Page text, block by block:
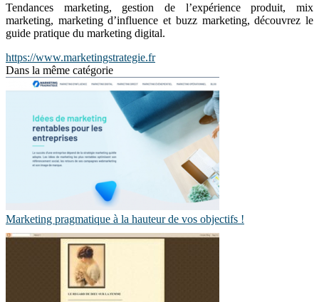
Tendances marketing, gestion de l’expérience produit, mix
marketing, marketing d’influence et buzz marketing, découvrez le
guide pratique du marketing digital.
https://www.marketingstrategie.fr
Dans la même catégorie
Marketing pragmatique à la hauteur de vos objectifs !